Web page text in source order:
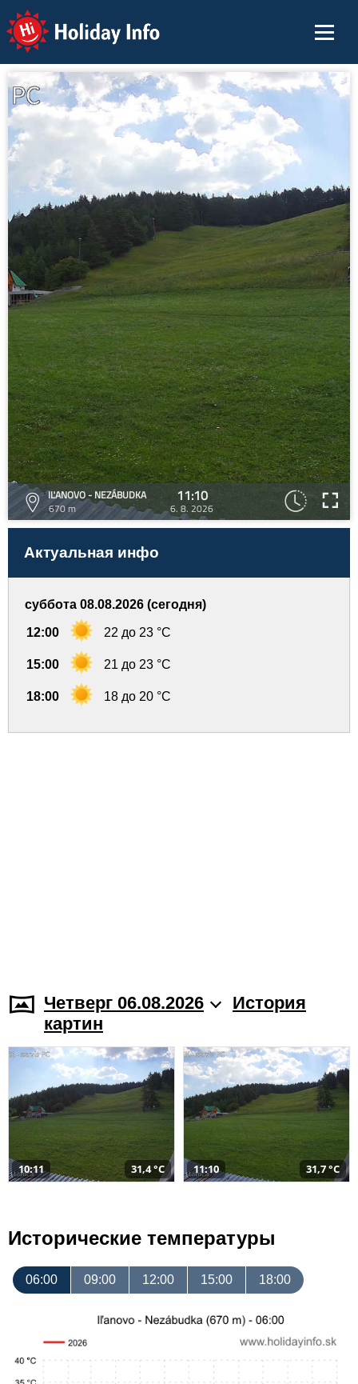
Holiday Info
IĽANOVO - NEZÁBUDKA
670 m
11:10
6. 8. 2026
Актуальная инфо
суббота 08.08.2026 (сегодня)
12:00 22 до 23 °C
15:00 21 до 23 °C
18:00 18 до 20 °C
Четверг 06.08.2026
История
картин
10:11 31,4 °C 11:10 31,7 °C
Исторические температуры
06:00 09:00 12:00 15:00 18:00